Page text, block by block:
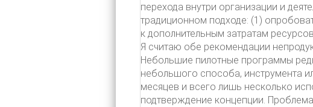
перехода внутри организации и
традиционном подходе: (1)
к дополнительным затратам
Я считаю обе рекомендации
Небольшие пилотные программы
небольшого способа, инструмента
месяцев и всего лишь несколько
подтверждение концепции.